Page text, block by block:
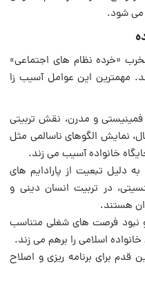
می شود.
«خرده نظام های اجتماعی»
مهمترین این عوامل آسیب زا
و مدرن، نقش تربیتی
نمایش الگوهای ناسالمی مثل
خانواده آسیب می زند.
دلیل تبعیت از پارادایم های
در تربیت انسان دینی و
هستند.
نبود فرصت های شغلی متناسب
اسلامی را برهم می زند.
برای برنامه ریزی و اصلاح